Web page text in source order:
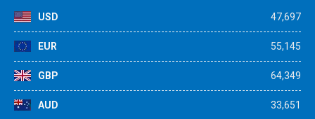
USD 47,697
EUR 55,145
GBP 64,349
AUD 33,651